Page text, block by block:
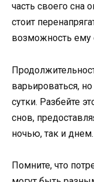
часть своего сна
стоит
возможность ему
варьироваться,
сутки. Разбейте
снов,
ночью, так и днем.
Помните, что